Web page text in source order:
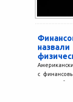
с
гораздо